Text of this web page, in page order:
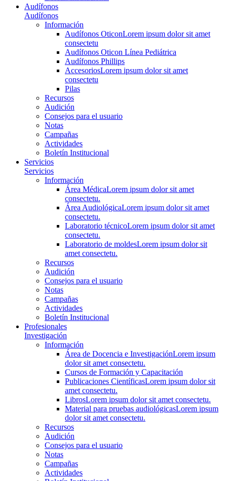
Audífonos
Audífonos
Información
Audífonos OticonLorem ipsum dolor sit amet
consectetu
Audífonos Oticon Línea Pediátrica
Audífonos Phillips
AccesoriosLorem ipsum dolor sit amet
consectetu
Pilas
Recursos
Audición
Consejos para el usuario
Notas
Campañas
Actividades
Boletín Institucional
Servicios
Servicios
Información
Área MédicaLorem ipsum dolor sit amet
consectetu.
Área AudiológicaLorem ipsum dolor sit amet
consectetu.
Laboratorio técnicoLorem ipsum dolor sit amet
consectetu.
Laboratorio de moldesLorem ipsum dolor sit
amet consectetu.
Recursos
Audición
Consejos para el usuario
Notas
Campañas
Actividades
Boletín Institucional
Profesionales
Investigación
Información
Área de Docencia e InvestigaciónLorem ipsum
dolor sit amet consectetu.
Cursos de Formación y Capacitación
Publicaciones CientíficasLorem ipsum dolor sit
amet consectetu.
LibrosLorem ipsum dolor sit amet consectetu.
Material para pruebas audiológicasLorem ipsum
dolor sit amet consectetu.
Recursos
Audición
Consejos para el usuario
Notas
Campañas
Actividades